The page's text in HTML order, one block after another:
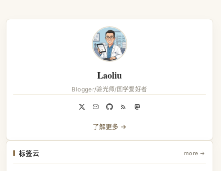
Laoliu
Blogger/验光师/国学爱好者
了解更多 →
标签云 more →